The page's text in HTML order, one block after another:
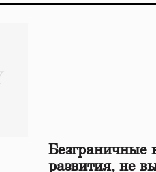
Безграничные
развития, не